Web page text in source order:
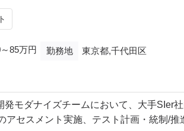
85万円 勤務地 東京都,千代田区
発モダナイズチームにおいて、大手SIer
アセスメント実施、テスト計画・統制/